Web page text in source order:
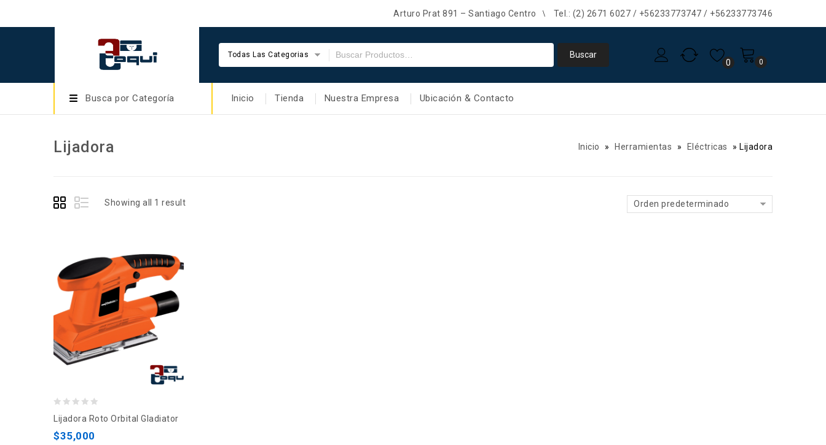
Arturo Prat 891 – Santiago Centro Tel.: (2) 2671 6027 / +56233773747 / +56233773746
Todas Las Categorias
0 0
Busca por Categoría Inicio Tienda Nuestra Empresa Ubicación & Contacto
Lijadora Inicio » Herramientas » Eléctricas » Lijadora
Showing all 1 result Orden predeterminado
Lijadora Roto Orbital Gladiator
$35,000